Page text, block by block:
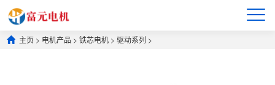
主页 > 电机产品 >铁芯电机 >驱动系列 >